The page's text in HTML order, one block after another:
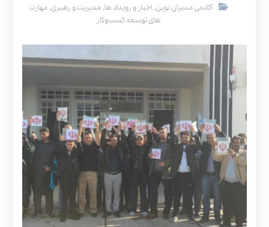
آکادمی مدیران نوین, اخبار و رویداد ها, مدیریت و رهبری, مهارت
های توسعه کسب‌وکار